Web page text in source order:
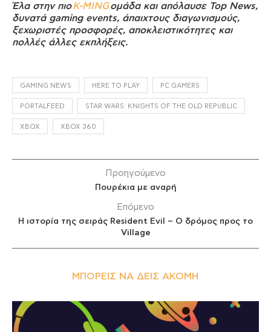
Έλα στην πιοK-MINGομάδα και απόλαυσε Top News,
δυνατά gaming events, άπαιχτους διαγωνισμούς,
ξεχωριστές προσφορές, αποκλειστικότητες και
πολλές άλλες εκπλήξεις.
GAMING NEWS HERE TO PLAY PC GAMERS
PORTALFEED STAR WARS: KNIGHTS OF THE OLD REPUBLIC
XBOX XBOX 360
Προηγούμενο
Πουρέκια με αναρή
Επόμενο
Η ιστορία της σειράς Resident Evil – Ο δρόμος προς το
Village
ΜΠΟΡΕΊΣ ΝΑ ΔΕΙΣ ΑΚΌΜΗ